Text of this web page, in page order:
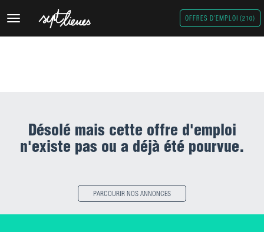
Découvrez nos dernières offres publiées, vous pouvez filtrer et
en sélectionnat et additionnant les tags ci-dessous
Toggle
OFFRES D'EMPLOI (210)
Désolé mais cette offre d'emploi
n'existe pas ou a déjà été pourvue.
PARCOURIR NOS ANNONCES